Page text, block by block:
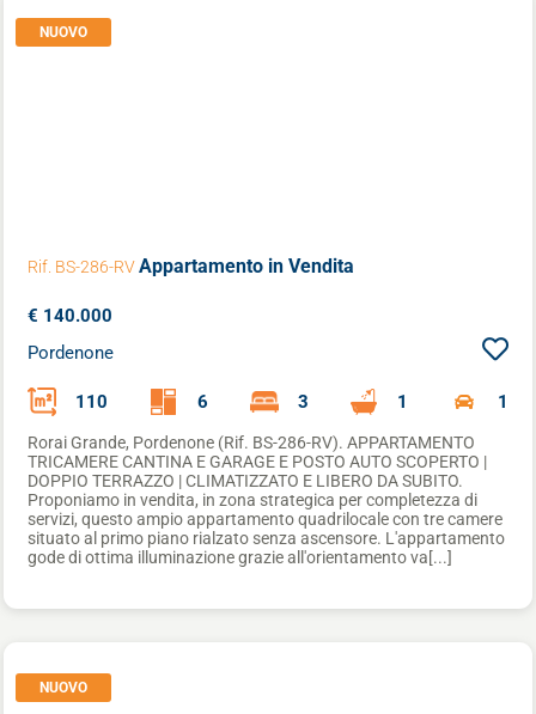
NUOVO
Rif. BS-286-RVAppartamento in Vendita
€ 140.000
Pordenone
110 6 3 1 1
Rorai Grande, Pordenone (Rif. BS-286-RV). APPARTAMENTO
TRICAMERE CANTINA E GARAGE E POSTO AUTO SCOPERTO |
DOPPIO TERRAZZO | CLIMATIZZATO E LIBERO DA SUBITO.
Proponiamo in vendita, in zona strategica per completezza di
servizi, questo ampio appartamento quadrilocale con tre camere
situato al primo piano rialzato senza ascensore. L'appartamento
gode di ottima illuminazione grazie all'orientamento va[...]
NUOVO